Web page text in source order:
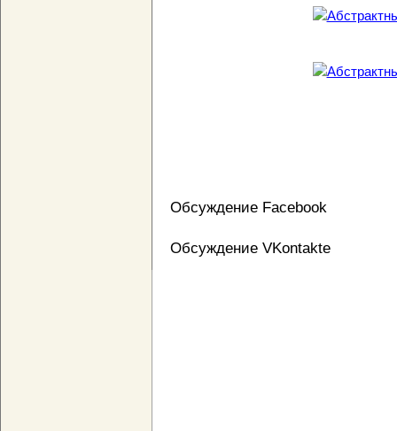
Обсуждение Facebook
Обсуждение VKontakte